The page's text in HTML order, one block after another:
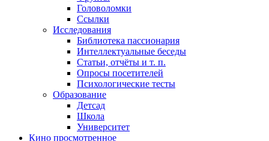
Головоломки
Ссылки
Исследования
Библиотека пассионария
Интеллектуальные беседы
Статьи, отчёты и т. п.
Опросы посетителей
Психологические тесты
Образование
Детсад
Школа
Университет
Кино просмотренное